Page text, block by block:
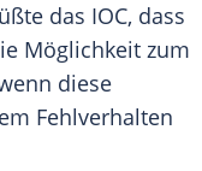
das IOC, dass
Möglichkeit zum
diese
Fehlverhalten